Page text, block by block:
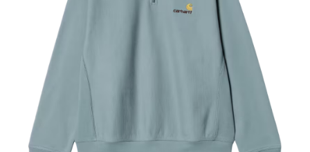
HOMEWARE
MARQUES
THE EDIT